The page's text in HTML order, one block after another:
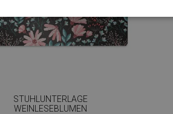
STUHLUNTERLAGE
WEINLESEBLUMEN